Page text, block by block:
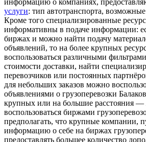
услуги: тип автотранспорта,
Кроме того специализированные
информативны в подаче информации:
биржах и можно найти подачу
объявлений, то на более крупных
воспользоваться различными
стоимости доставки, найти
перевозчиков или постоянных
для небольших заказов можно
объявлениями о грузоперевозки
крупных или на большие расстояния
воспользоваться биржами
предполагать, что крупные компании,
информацию о себе на биржах
предоставлять большее количество